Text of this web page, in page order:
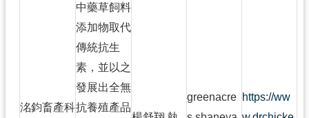
洺鈞畜產科
中藥草飼料
添加物取代
傳統抗生
素，並以之
發展出全無
抗養殖產品
greenacre https://ww